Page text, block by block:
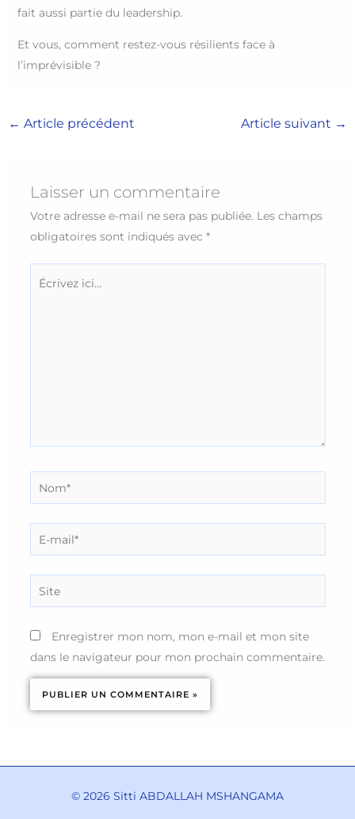
fait aussi partie du leadership.
Et vous, comment restez-vous résilients face à
l’imprévisible ?
← Article précédent Article suivant →
Laisser un commentaire
Votre adresse e-mail ne sera pas publiée. Les champs
obligatoires sont indiqués avec *
Nom*
E-
mail*
Site
Enregistrer mon nom, mon e-mail et mon site
dans le navigateur pour mon prochain commentaire.
© 2026 Sitti ABDALLAH MSHANGAMA